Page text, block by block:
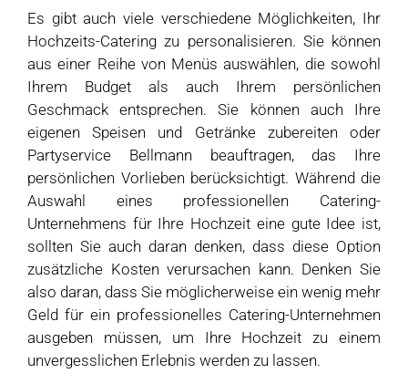
Es gibt auch viele verschiedene Möglichkeiten, Ihr
Hochzeits-Catering zu personalisieren. Sie können
aus einer Reihe von Menüs auswählen, die sowohl
Ihrem Budget als auch Ihrem persönlichen
Geschmack entsprechen. Sie können auch Ihre
eigenen Speisen und Getränke zubereiten oder
Partyservice Bellmann beauftragen, das Ihre
persönlichen Vorlieben berücksichtigt. Während die
Auswahl eines professionellen Catering-
Unternehmens für Ihre Hochzeit eine gute Idee ist,
sollten Sie auch daran denken, dass diese Option
zusätzliche Kosten verursachen kann. Denken Sie
also daran, dass Sie möglicherweise ein wenig mehr
Geld für ein professionelles Catering-Unternehmen
ausgeben müssen, um Ihre Hochzeit zu einem
unvergesslichen Erlebnis werden zu lassen.